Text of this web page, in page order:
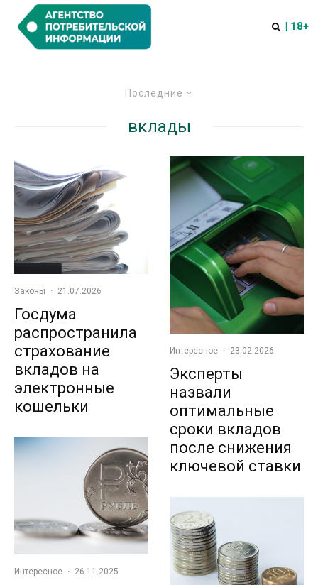
| 18+
Последние
вклады
Законы · 21.07.2026
Госдума
распространила
страхование
вкладов на
электронные
кошельки
Интересное · 26.11.2025
Интересное · 23.02.2026
Эксперты
назвали
оптимальные
сроки вкладов
после снижения
ключевой ставки